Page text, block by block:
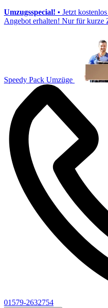
Umzugsspecial! • Jetzt
Angebot erhalten! Nur für kurze
Speedy Pack Umzüge
01579-2632754